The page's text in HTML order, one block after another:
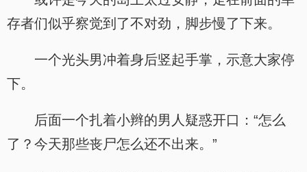
存者们似乎察觉到了不对劲，脚步慢了下来。
一个光头男冲着身后竖起手掌，示意大家停
下。
后面一个扎着小辫的男人疑惑开口：“怎么
了？今天那些丧尸怎么还不出来。”